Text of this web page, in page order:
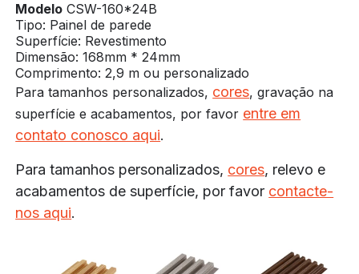
Modelo CSW-160*24B
Tipo: Painel de parede
Superfície: Revestimento
Dimensão: 168mm * 24mm
Comprimento: 2,9 m ou personalizado
Para tamanhos personalizados, cores, gravação na
superfície e acabamentos, por favor entre em
contato conosco aqui.
Para tamanhos personalizados, cores, relevo e
acabamentos de superfície, por favor contacte-
nos aqui.